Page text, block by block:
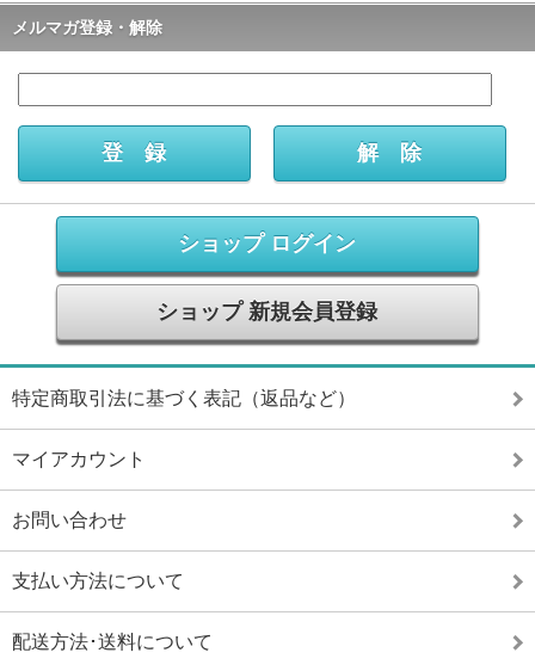
メルマガ登録・解除
ショップ ログイン
ショップ 新規会員登録
特定商取引法に基づく表記（返品など）
マイアカウント
お問い合わせ
支払い方法について
配送方法･送料について